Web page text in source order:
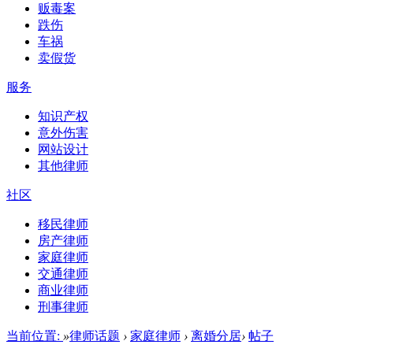
贩毒案
跌伤
车祸
卖假货
服务
知识产权
意外伤害
网站设计
其他律师
社区
移民律师
房产律师
家庭律师
交通律师
商业律师
刑事律师
当前位置: »律师话题 › 家庭律师 › 离婚分居› 帖子